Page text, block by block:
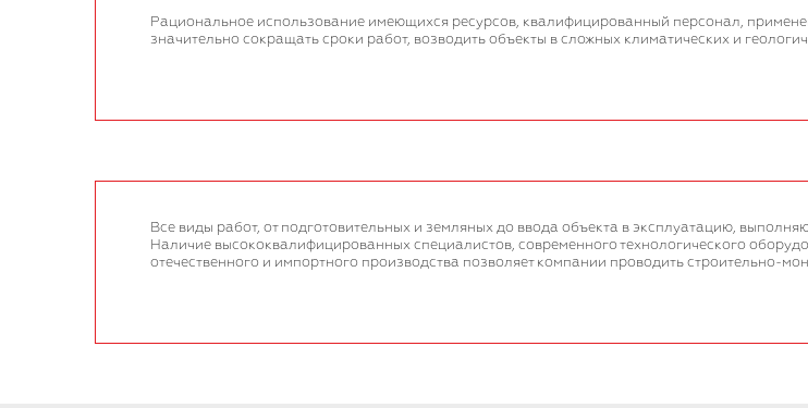
Рациональное использование имеющихся ресурсов, квалифицированный персонал,
значительно сокращать сроки работ, возводить объекты в сложных климатических и
Все виды работ, от подготовительных и земляных до ввода объекта в эксплуатацию,
Наличие высококвалифицированных специалистов, современного технологического
отечественного и импортного производства позволяет компании проводить строительно-